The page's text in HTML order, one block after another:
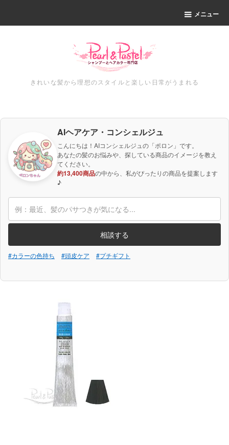
メニュー
きれいな髪から理想のスタイルと楽しい日常がうまれる
AIヘアケア・コンシェルジュ
こんにちは！AIコンシェルジュの「ポロン」です。
あなたの髪のお悩みや、探している商品のイメージを教え
てください。
約13,400商品の中から、私がぴったりの商品を提案します
♪
相談する
#カラーの色持ち #頭皮ケア #プチギフト